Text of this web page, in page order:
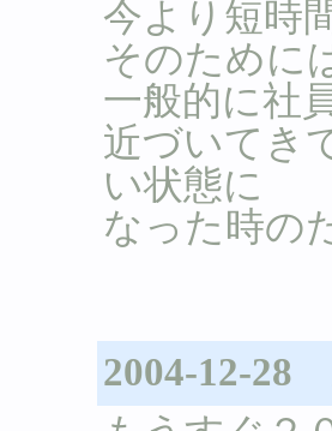
今より短時
そのために
一般的に社
近づいてき
い状態に
なった時の
2004-12-28